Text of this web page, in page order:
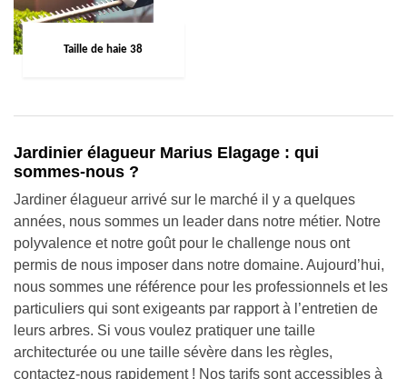
Taille de haie 38
Jardinier élagueur Marius Elagage : qui
sommes-nous ?
Jardiner élagueur arrivé sur le marché il y a quelques
années, nous sommes un leader dans notre métier. Notre
polyvalence et notre goût pour le challenge nous ont
permis de nous imposer dans notre domaine. Aujourd’hui,
nous sommes une référence pour les professionnels et les
particuliers qui sont exigeants par rapport à l’entretien de
leurs arbres. Si vous voulez pratiquer une taille
architecturée ou une taille sévère dans les règles,
contactez-nous rapidement ! Nos tarifs sont accessibles à